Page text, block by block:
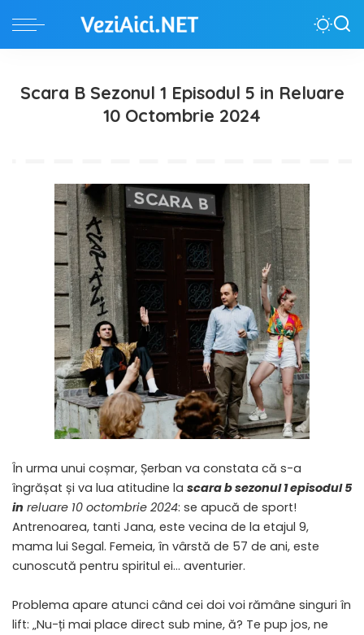
Scara B Sezonul 1 Episodul 5 in Reluare
10 Octombrie 2024
În urma unui coșmar, Șerban va constata că s-a
îngrășat și va lua atitudine la scara b sezonul 1 episodul 5
in reluare 10 octombrie 2024: se apucă de sport!
Antrenoarea, tanti Jana, este vecina de la etajul 9,
mama lui Segal. Femeia, în vârstă de 57 de ani, este
cunoscută pentru spiritul ei… aventurier.
Problema apare atunci când cei doi voi rămâne singuri în
lift: „Nu-ți mai place direct sub mine, ă? Te pup jos, ne